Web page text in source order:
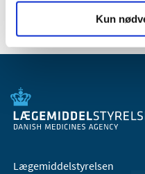
Kun
Lægemiddelstyrelsen